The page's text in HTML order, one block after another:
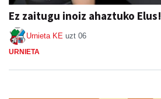
Ez zaitugu inoiz ahaztuko Elus!
Urnieta KE uzt 06
URNIETA